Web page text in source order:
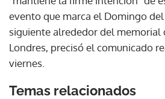
evento que marca el Domingo
siguiente alrededor del memorial
Londres, precisó el comunicado
viernes.
Temas relacionados